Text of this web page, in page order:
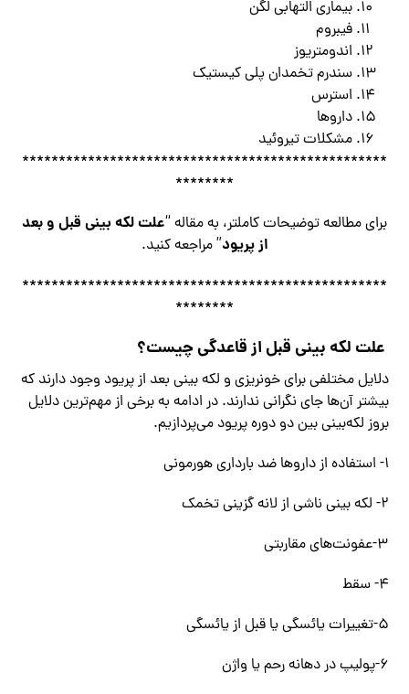
بیماری التهابی لگن
فیبروم
اندومتریوز
سندرم تخمدان پلی کیستیک
استرس
داروها
مشکلات تیروئید
**************************************************
********
برای مطالعه توضیحات کاملتر، به مقاله “علت لکه بینی قبل و بعد
از پریود” مراجعه کنید.
**************************************************
********
علت لکه بینی قبل از قاعدگی چیست؟
دلایل مختلفی برای خونریزی و لکه بینی بعد از پریود وجود دارند که
بیشتر آن‌ها جای نگرانی ندارند. در ادامه به برخی از مهم‌ترین دلایل
بروز لکه‌بینی بین دو دوره پریود می‌پردازیم.
۱- استفاده از داروها ضد بارداری هورمونی
۲- لکه بینی ناشی از لانه گزینی تخمک
۳-عفونت‌های مقاربتی
۴- سقط
۵-تغییرات یائسگی یا قبل از یائسگی
۶-پولیپ در دهانه رحم یا واژن